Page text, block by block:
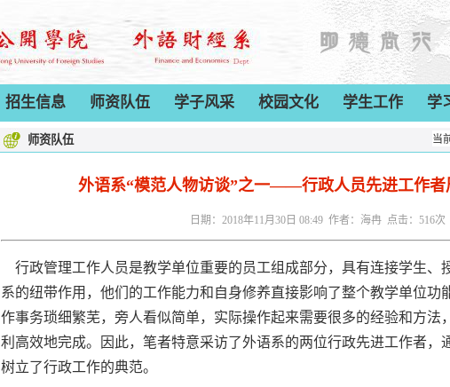
招生信息 师资队伍 学子风采 校园文化 学生工作 学
师资队伍 当
外语系“模范人物访谈”之一——行政人员先进工作者
日期：2018年11月30日 08:49 作者：海冉 点击： 516次
行政管理工作人员是教学单位重要的员工组成部分，具有连接学生、
系的纽带作用，他们的工作能力和自身修养直接影响了整个教学单位功
作事务琐细繁芜，旁人看似简单，实际操作起来需要很多的经验和方法
利高效地完成。因此，笔者特意采访了外语系的两位行政先进工作者，
树立了行政工作的典范。